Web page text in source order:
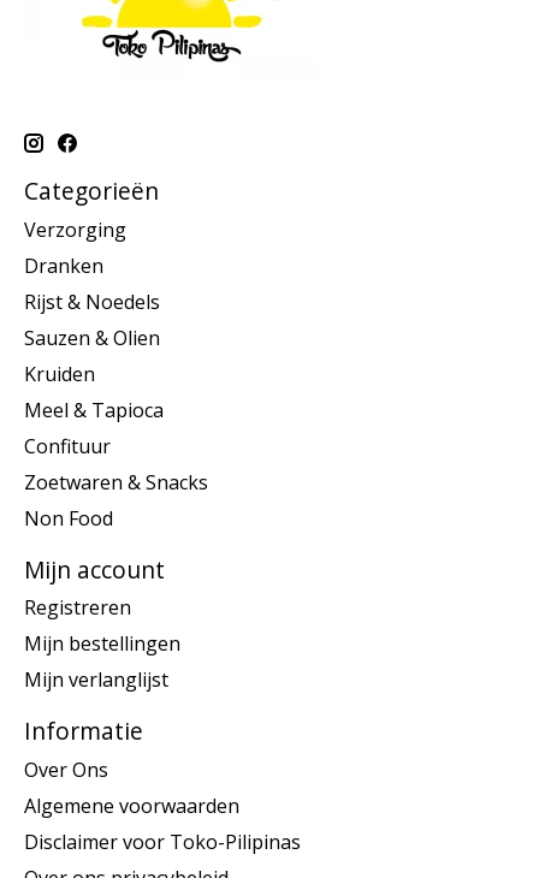
Categorieën
Verzorging
Dranken
Rijst & Noedels
Sauzen & Olien
Kruiden
Meel & Tapioca
Confituur
Zoetwaren & Snacks
Non Food
Mijn account
Registreren
Mijn bestellingen
Mijn verlanglijst
Informatie
Over Ons
Algemene voorwaarden
Disclaimer voor Toko-Pilipinas